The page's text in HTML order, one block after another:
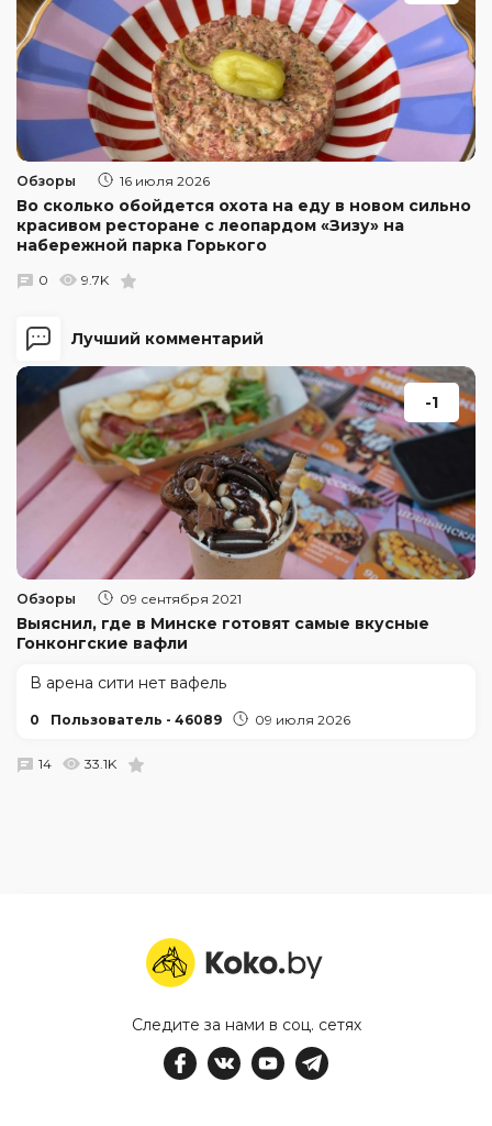
Лучший комментарий
-1
Обзоры 09 сентября 2021
Выяснил, где в Минске готовят самые вкусные
Гонконгские вафли
В арена сити нет вафель
0 Пользователь - 46089 09 июля 2026
14 33.1K
Обзоры 16 июля 2026
Во сколько обойдется охота на еду в новом сильно
красивом ресторане с леопардом «Зизу» на
набережной парка Горького
0 9.7K
Следите за нами в соц. сетях